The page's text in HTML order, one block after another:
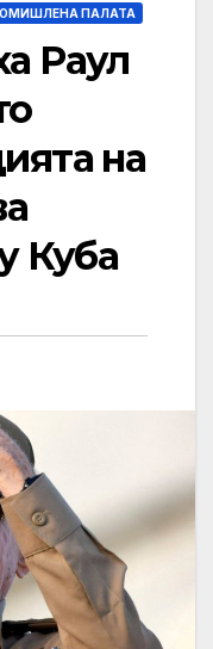
ПАЛАТА
Раул
на
Куба